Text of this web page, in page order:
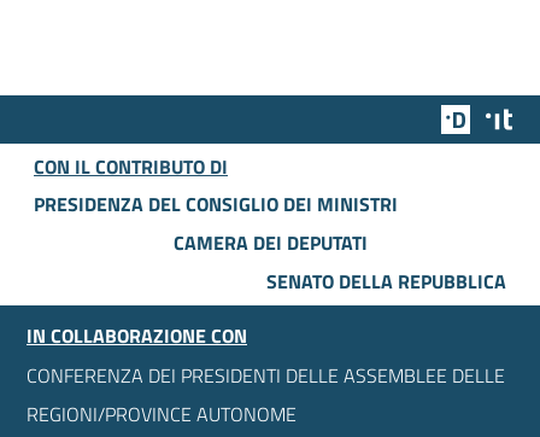
Team
CON IL CONTRIBUTO DI
PRESIDENZA DEL CONSIGLIO DEI MINISTRI
CAMERA DEI DEPUTATI
SENATO DELLA REPUBBLICA
IN COLLABORAZIONE CON
CONFERENZA DEI PRESIDENTI DELLE ASSEMBLEE DELLE
REGIONI/PROVINCE AUTONOME